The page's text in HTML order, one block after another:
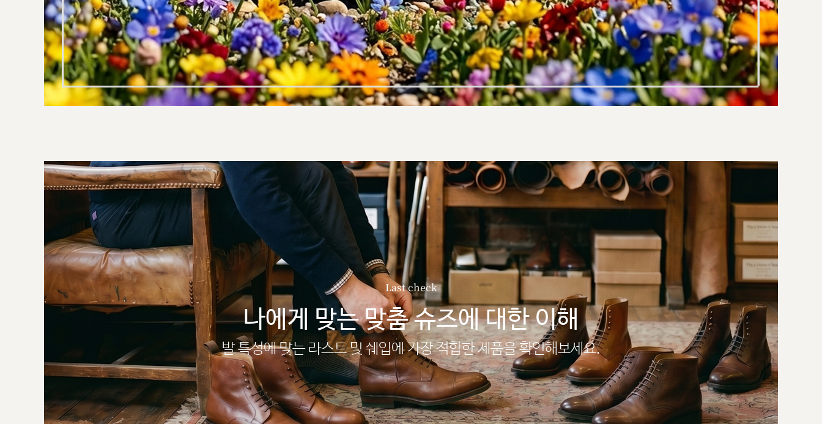
Last check
나에게 맞는 맞춤 슈즈에 대한 이해
발 특성에 맞는 라스트 및 쉐입에 가장 적합한 제품을 확인해보세요.